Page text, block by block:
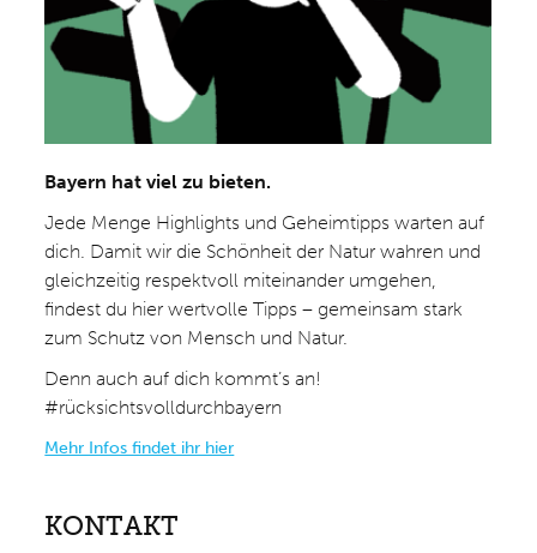
KONTAKT
Bayern hat viel zu bieten.
Jede Menge Highlights und Geheimtipps warten auf
dich. Damit wir die Schönheit der Natur wahren und
gleichzeitig respektvoll miteinander umgehen,
findest du hier wertvolle Tipps – gemeinsam stark
zum Schutz von Mensch und Natur.
Denn auch auf dich kommt’s an!
#rücksichtsvolldurchbayern
Mehr Infos findet ihr hier